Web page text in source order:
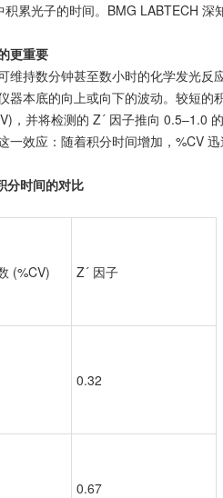
累光子的时间。BMG LABTECH 深
更重要
维持数分钟甚至数小时的化学发光
器本底的向上或向下的波动。较短
，并将检测的 Z´ 因子推向 0.5–1.0 的
一效应：随着积分时间增加，%CV
分时间的对比
(%CV) Z´ 因子
0.32
0.67